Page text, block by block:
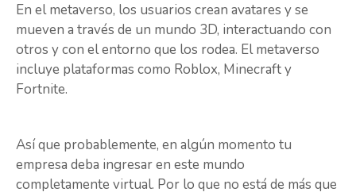
En el metaverso, los usuarios crean avatares y se
mueven a través de un mundo 3D, interactuando con
otros y con el entorno que los rodea. El metaverso
incluye plataformas como Roblox, Minecraft y
Fortnite.
Así que probablemente, en algún momento tu
empresa deba ingresar en este mundo
completamente virtual. Por lo que no está de más que